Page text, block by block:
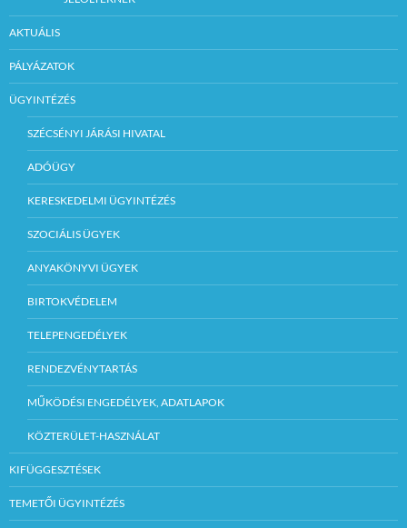
AKTUÁLIS
PÁLYÁZATOK
ÜGYINTÉZÉS
SZÉCSÉNYI JÁRÁSI HIVATAL
ADÓÜGY
KERESKEDELMI ÜGYINTÉZÉS
SZOCIÁLIS ÜGYEK
ANYAKÖNYVI ÜGYEK
BIRTOKVÉDELEM
TELEPENGEDÉLYEK
RENDEZVÉNYTARTÁS
MŰKÖDÉSI ENGEDÉLYEK, ADATLAPOK
KÖZTERÜLET-HASZNÁLAT
KIFÜGGESZTÉSEK
TEMETŐI ÜGYINTÉZÉS